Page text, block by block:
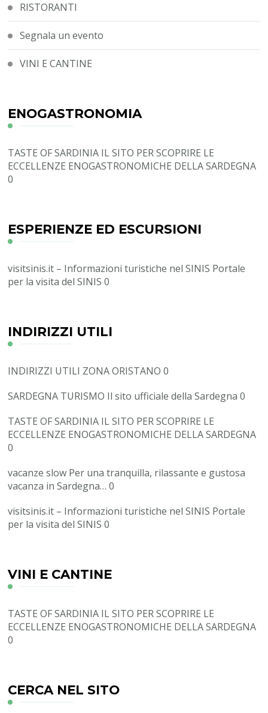
RISTORANTI
Segnala un evento
VINI E CANTINE
ENOGASTRONOMIA
TASTE OF SARDINIA IL SITO PER SCOPRIRE LE
ECCELLENZE ENOGASTRONOMICHE DELLA SARDEGNA
0
ESPERIENZE ED ESCURSIONI
visitsinis.it – Informazioni turistiche nel SINIS Portale
per la visita del SINIS 0
INDIRIZZI UTILI
INDIRIZZI UTILI ZONA ORISTANO 0
SARDEGNA TURISMO Il sito ufficiale della Sardegna 0
TASTE OF SARDINIA IL SITO PER SCOPRIRE LE
ECCELLENZE ENOGASTRONOMICHE DELLA SARDEGNA
0
vacanze slow Per una tranquilla, rilassante e gustosa
vacanza in Sardegna… 0
visitsinis.it – Informazioni turistiche nel SINIS Portale
per la visita del SINIS 0
VINI E CANTINE
TASTE OF SARDINIA IL SITO PER SCOPRIRE LE
ECCELLENZE ENOGASTRONOMICHE DELLA SARDEGNA
0
CERCA NEL SITO